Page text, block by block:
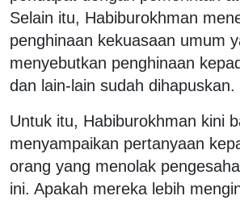
Selain itu, Habiburokhman
penghinaan kekuasaan umum
menyebutkan penghinaan
dan lain-lain sudah dihapuskan.
Untuk itu, Habiburokhman kini
menyampaikan pertanyaan
orang yang menolak
ini. Apakah mereka lebih